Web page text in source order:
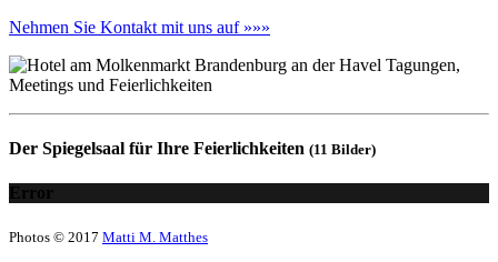
Nehmen Sie Kontakt mit uns auf »»»
Der Spiegelsaal für Ihre Feierlichkeiten (11 Bilder)
Error
Photos © 2017 Matti M. Matthes